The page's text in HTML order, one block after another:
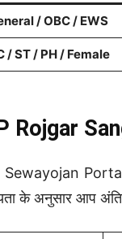
/ OBC / EWS
/ ST / PH / Female
Rojgar
Portal
के अनुसार आप